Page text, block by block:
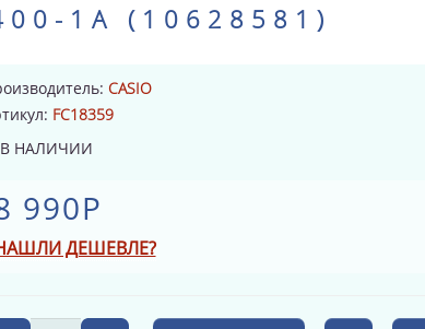
1A (10628581)
CASIO
FC18359
В НАЛИЧИИ
990Р
ДЕШЕВЛЕ?